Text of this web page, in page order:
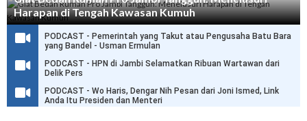
Harapan di Tengah Kawasan Kumuh
PODCAST - Pemerintah yang Takut atau Pengusaha Batu Bara
yang Bandel - Usman Ermulan
PODCAST - HPN di Jambi Selamatkan Ribuan Wartawan dari
Delik Pers
PODCAST - Wo Haris, Dengar Nih Pesan dari Joni Ismed, Link
Anda Itu Presiden dan Menteri